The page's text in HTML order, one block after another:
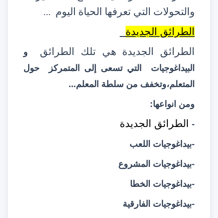
والتحولات التي تعرفها الحياة اليوم ...
الطرائق الجديدة
الطرائق الجديدة هي تلك الطرائق
و
البيداغوجيات
التي تسعى إلى المتمركز
حول
المتعلم،وتخفف من سلطة المعلم...
ومن انواعها:
- الطرائق الجديدة
-بيداغوجيات اللعب
-بيداغوجيات المشروع
-بيداغوجيات الخطا
-بيداغوجيات الفارقية